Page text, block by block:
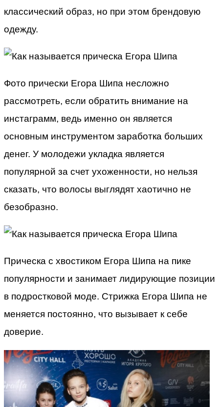
классический образ, но при этом брендовую
одежду.
Фото прически Егора Шипа несложно
рассмотреть, если обратить внимание на
инстаграмм, ведь именно он является
основным инструментом заработка больших
денег. У молодежи укладка является
популярной за счет ухоженности, но нельзя
сказать, что волосы выглядят хаотично не
безобразно.
Прическа с хвостиком Егора Шипа на пике
популярности и занимает лидирующие позиции
в подростковой моде. Стрижка Егора Шипа не
меняется постоянно, что вызывает к себе
доверие.